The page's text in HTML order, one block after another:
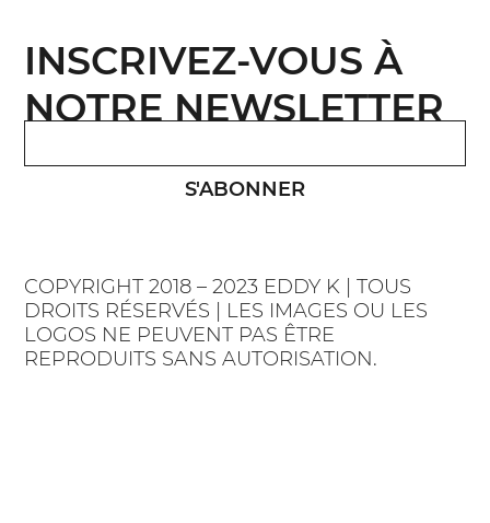
COPYRIGHT 2018 – 2023 EDDY K | TOUS
DROITS RÉSERVÉS | LES IMAGES OU LES
LOGOS NE PEUVENT PAS ÊTRE
REPRODUITS SANS AUTORISATION.
S'ABONNER
INSCRIVEZ-VOUS À
NOTRE NEWSLETTER